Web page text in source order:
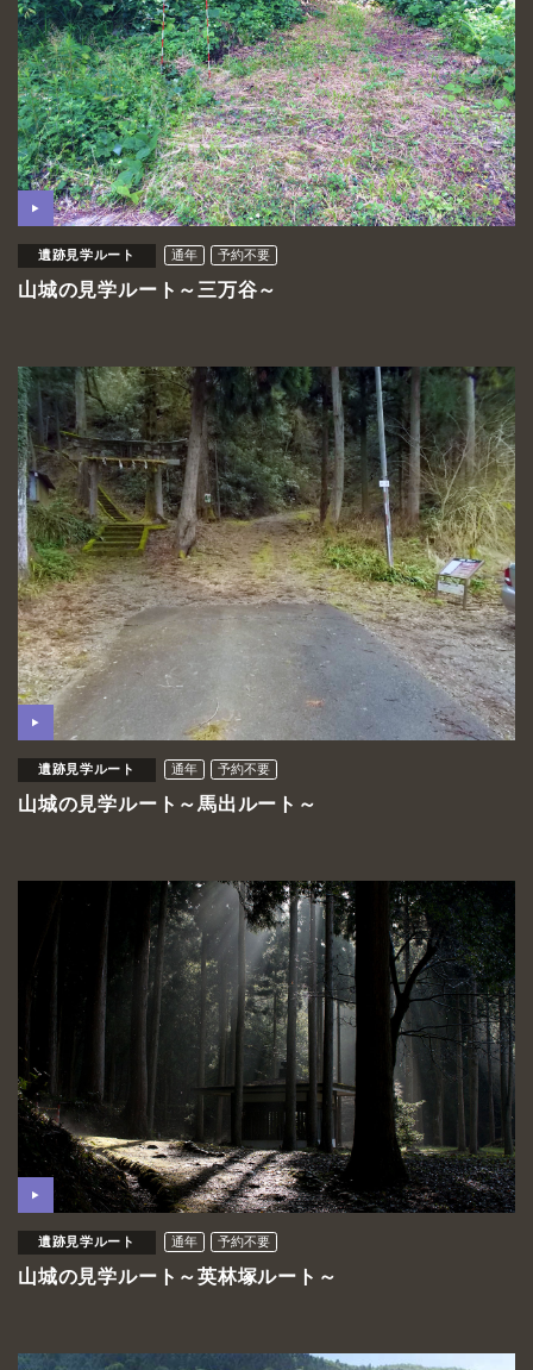
遺跡見学ルート 通年 予約不要
山城の見学ルート～三万谷～
遺跡見学ルート 通年 予約不要
山城の見学ルート～馬出ルート～
遺跡見学ルート 通年 予約不要
山城の見学ルート～英林塚ルート～